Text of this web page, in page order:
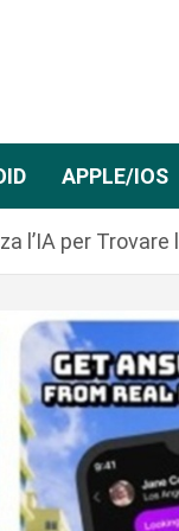
APPLE/IOS
l’IA per